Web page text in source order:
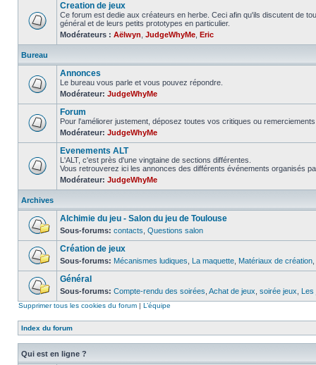
Creation de jeux
Ce forum est dedie aux créateurs en herbe. Ceci afin qu'ils discutent de
général et de leurs petits prototypes en particulier.
Modérateurs : Aëlwyn JudgeWhyMe Eric
Bureau
Annonces
Le bureau vous parle et vous pouvez répondre.
Modérateur: JudgeWhyMe
Forum
Pour l'améliorer justement, déposez toutes vos critiques ou
Modérateur: JudgeWhyMe
Evenements ALT
L'ALT, c'est près d'une vingtaine de sections différentes.
Vous retrouverez ici les annonces des différents événements organisés
Modérateur: JudgeWhyMe
Archives
Alchimie du jeu - Salon du jeu de Toulouse
Sous-forums: contacts Questions salon
Création de jeux
Sous-forums: Mécanismes ludiques La maquette Matériaux de création
Général
Sous-forums: Compte-rendu des soirées Achat de jeux soirée jeux Les
Supprimer tous les cookies du forum | L’équipe
Index du forum
Qui est en ligne ?